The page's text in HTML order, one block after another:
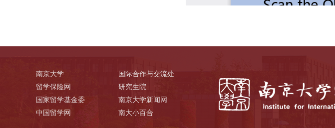
南京大学
留学保险网
国家留学基金委
中国留学网
国际合作与交流处
研究生院
南京大学新闻网
南大小百合